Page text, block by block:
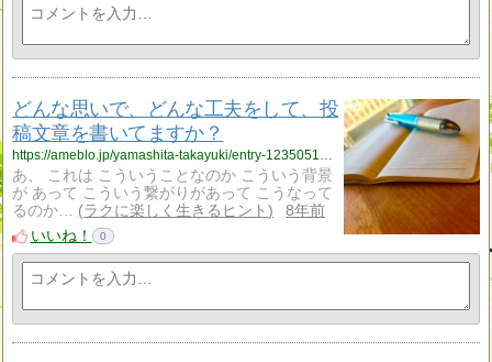
どんな思いで、どんな工夫をして、投
稿文章を書いてますか？
https://ameblo.jp/yamashita-takayuki/entry-12350514549.html
あ、 これは こういうことなのか こういう背景
が あって こういう繋がりがあって こうなって
るのか…
ラクに楽しく生きるヒント
8年前
いいね！
0